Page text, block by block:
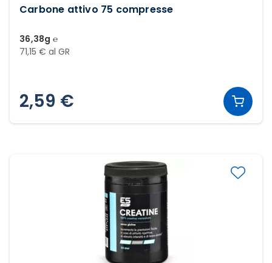
Carbone attivo 75 compresse
36,38g ℮
71,15 € al GR
2,59 €